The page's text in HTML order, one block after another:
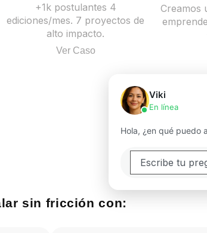
+1k postulantes 4
ediciones/mes. 7 proyectos de
alto impacto.
Ver Caso
Creamos
sin fricción con:
Viki
En línea
Hola, ¿en qué puedo